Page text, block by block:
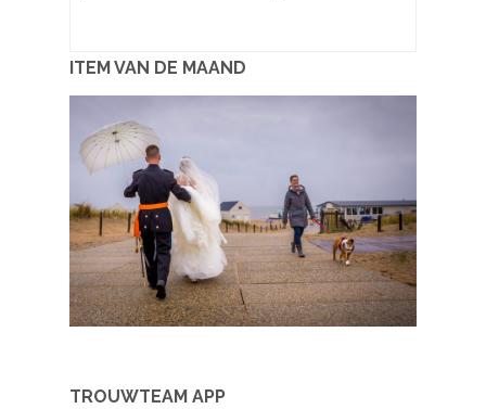
ITEM VAN DE MAAND
TROUWTEAM APP